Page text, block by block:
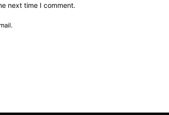
next time I comment.